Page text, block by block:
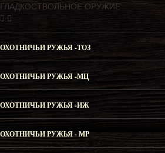
ГЛАДКОСТВОЛЬНОЕ ОРУЖИЕ
ОХОТНИЧЬИ РУЖЬЯ -ТОЗ
ОХОТНИЧЬИ РУЖЬЯ -МЦ
ОХОТНИЧЬИ РУЖЬЯ -ИЖ
ОХОТНИЧЬИ РУЖЬЯ - МР